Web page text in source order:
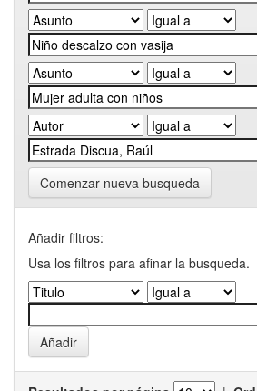
Comenzar nueva busqueda
Añadir filtros:
Usa los filtros para afinar la busqueda.